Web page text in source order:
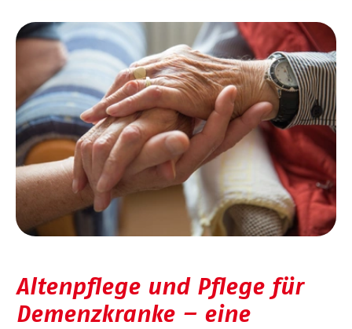
Altenpflege und Pflege für
Demenzkranke – eine